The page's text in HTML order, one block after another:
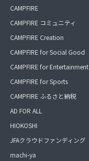
CAMPFIRE
CAMPFIRE コミュニティ
CAMPFIRE Creation
CAMPFIRE for Social Good
CAMPFIRE for Entertainment
CAMPFIRE for Sports
CAMPFIRE ふるさと納税
AD FOR ALL
HIOKOSHI
JFAクラウドファンディング
machi-ya